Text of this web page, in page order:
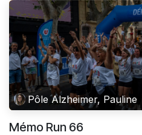
Pôle Alzheimer, Pauline
Mémo Run 66